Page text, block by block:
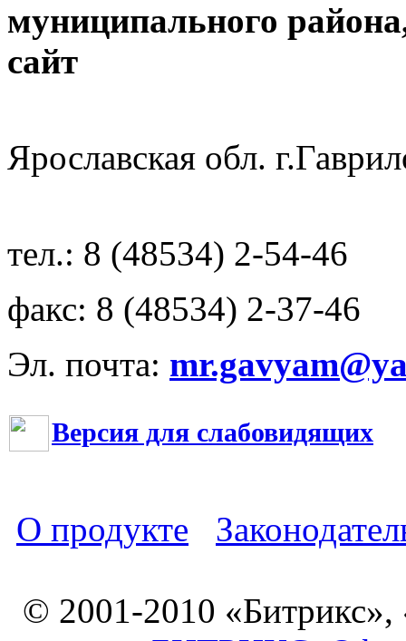
муниципального
Ярославская обл.
тел.: 8 (48534) 2-54-46
факс: 8 (48534) 2-37-46
Эл. почта:
Версия для слабовидящих
О продукте
© 2001-2010 «Битрикс»,